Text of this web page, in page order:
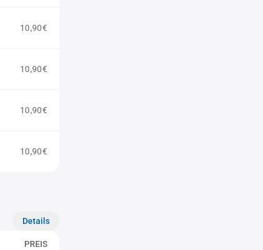
10,90€
10,90€
10,90€
10,90€
Details
PREIS